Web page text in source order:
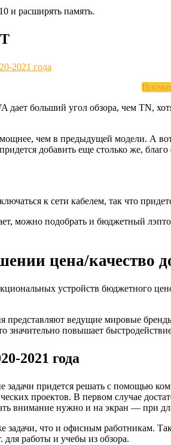
и расширять память.
больший угол обзора, чем TN,
чем в предыдущей модели. А
добавить еще столько же,
к сети кабелем, так что
можно подобрать и бюджетный
цена/качество
устройств бюджетного
представляют ведущие мировые
значительно повышает
2021 года
задачи придется решать с помощью
проектов. В первом случае
внимание нужно и на экран — при
задачи, что и офисным работникам.
для работы и учебы из обзора.